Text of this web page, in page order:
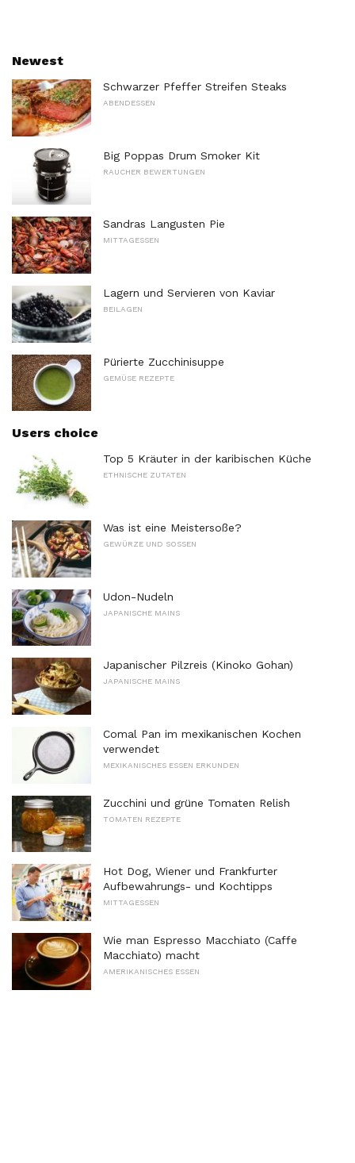
Newest
Schwarzer Pfeffer Streifen Steaks
ABENDESSEN
Big Poppas Drum Smoker Kit
RAUCHER BEWERTUNGEN
Sandras Langusten Pie
MITTAGESSEN
Lagern und Servieren von Kaviar
BEILAGEN
Pürierte Zucchinisuppe
GEMÜSE REZEPTE
Users choice
Top 5 Kräuter in der karibischen Küche
ETHNISCHE ZUTATEN
Was ist eine Meistersoße?
GEWÜRZE UND SOSSEN
Udon-Nudeln
JAPANISCHE MAINS
Japanischer Pilzreis (Kinoko Gohan)
JAPANISCHE MAINS
Comal Pan im mexikanischen Kochen
verwendet
MEXIKANISCHES ESSEN ERKUNDEN
Zucchini und grüne Tomaten Relish
TOMATEN REZEPTE
Hot Dog, Wiener und Frankfurter
Aufbewahrungs- und Kochtipps
MITTAGESSEN
Wie man Espresso Macchiato (Caffe
Macchiato) macht
AMERIKANISCHES ESSEN